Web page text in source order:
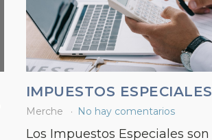
IMPUESTOS ESPECIALES
Merche No hay comentarios
Los Impuestos Especiales son